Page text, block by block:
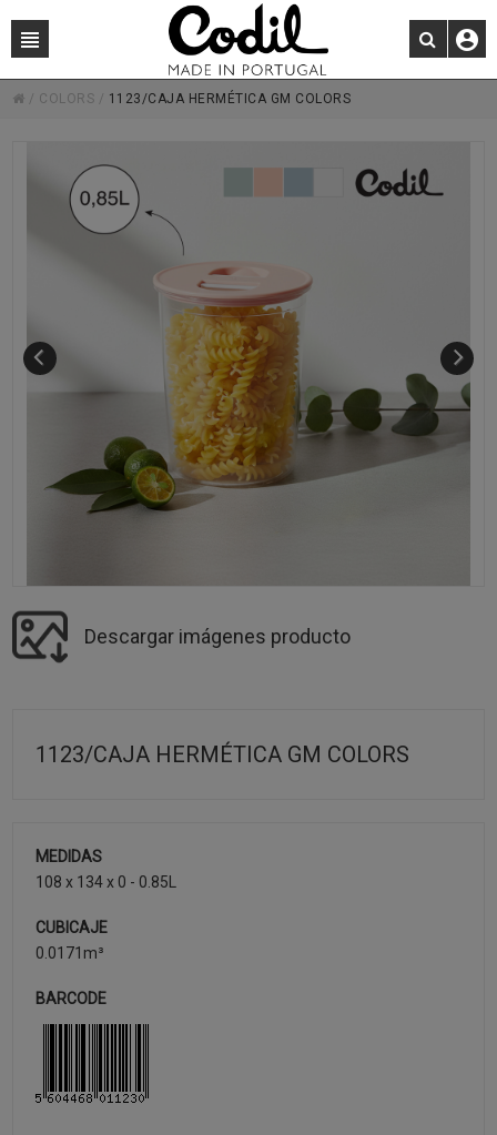
/ COLORS / 1123/CAJA HERMÉTICA GM COLORS
Descargar imágenes producto
1123/CAJA HERMÉTICA GM COLORS
MEDIDAS
108 x 134 x 0 - 0.85L
CUBICAJE
0.0171m³
BARCODE